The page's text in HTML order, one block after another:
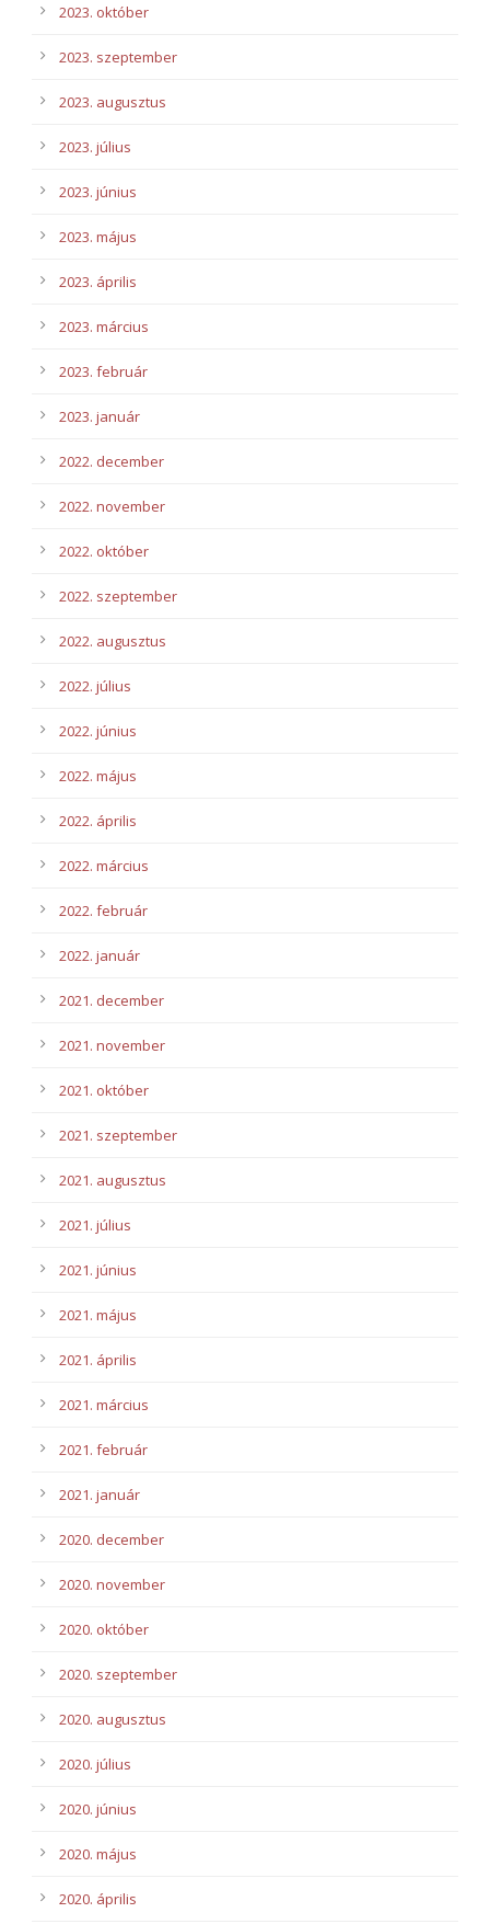
2023. október
2023. szeptember
2023. augusztus
2023. július
2023. június
2023. május
2023. április
2023. március
2023. február
2023. január
2022. december
2022. november
2022. október
2022. szeptember
2022. augusztus
2022. július
2022. június
2022. május
2022. április
2022. március
2022. február
2022. január
2021. december
2021. november
2021. október
2021. szeptember
2021. augusztus
2021. július
2021. június
2021. május
2021. április
2021. március
2021. február
2021. január
2020. december
2020. november
2020. október
2020. szeptember
2020. augusztus
2020. július
2020. június
2020. május
2020. április